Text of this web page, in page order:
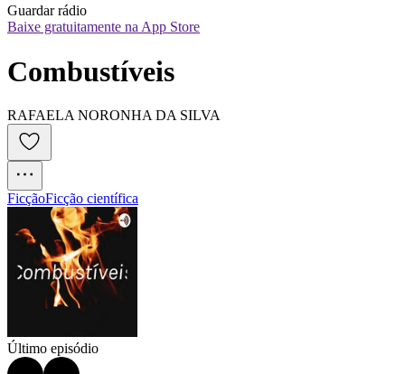
Guardar rádio
Baixe gratuitamente na App Store
Combustíveis
RAFAELA NORONHA DA SILVA
FicçãoFicção científica
Último episódio